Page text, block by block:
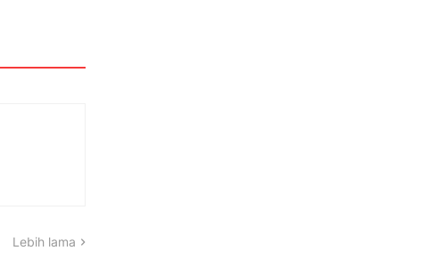
Lebih lama